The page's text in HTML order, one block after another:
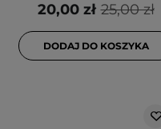
25,00 zł
20,00 zł
DODAJ DO KOSZYKA